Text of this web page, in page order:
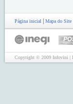
Página inicial | Mapa do Site
Copyright © 2009 Infovini |